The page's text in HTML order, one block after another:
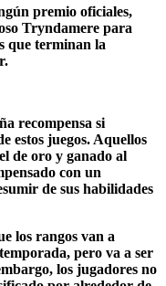
premio oficiales,
Tryndamere para
que terminan la
recompensa si
estos juegos. Aquellos
de oro y ganado al
con un
de sus habilidades
los rangos van a
pero va a ser
los jugadores no